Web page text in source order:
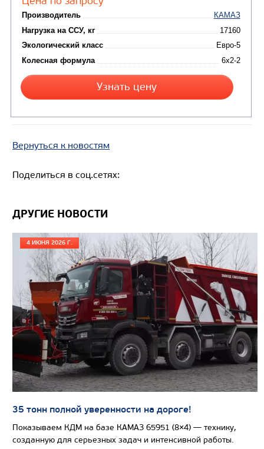
СЕДЕЛЬНЫЙ ТЯГАЧ КАМАЗ 65206
Цена по запросу
Производитель
Нагрузка на ССУ, кг
16750 /
Экологический класс
Колесная формула
Вернуться к новостям
Поделиться в соц.сетях:
ДРУГИЕ НОВОСТИ
4 ИЮНЯ 2026 Г.
35 тонн полной уверенности на дороге!
Показываем КДМ на базе КАМАЗ 65951 (8×4) — технику,
созданную для серьезных задач и интенсивной работы.